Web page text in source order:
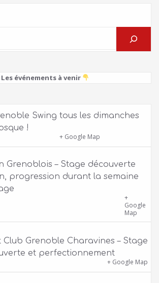
Les événements à venir
Swing tous les dimanches
!
+ Google Map
Grenoblois – Stage découverte
progression durant la semaine
+
Google
Map
Club Grenoble Charavines – Stage
et perfectionnement
+ Google Map